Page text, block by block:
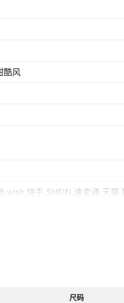
酷风
快手,SHEIN,速卖通,天猫
尺码